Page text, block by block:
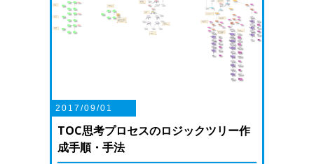
2017/09/01
TOC思考プロセスのロジックツリー作
成手順・手法